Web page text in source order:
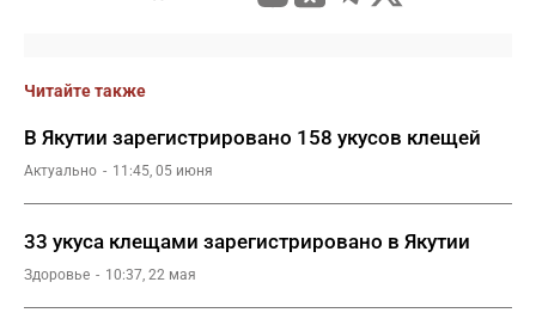
Читайте также
В Якутии зарегистрировано 158 укусов клещей
Актуально 11:45, 05 июня
33 укуса клещами зарегистрировано в Якутии
Здоровье 10:37, 22 мая